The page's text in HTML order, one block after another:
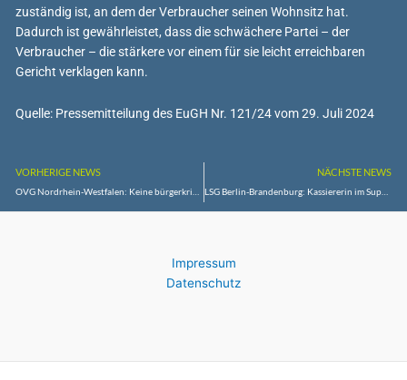
zuständig ist, an dem der Verbraucher seinen Wohnsitz hat.
Dadurch ist gewährleistet, dass die schwächere Partei – der
Verbraucher – die stärkere vor einem für sie leicht erreichbaren
Gericht verklagen kann.
Quelle: Pressemitteilung des EuGH Nr. 121/24 vom 29. Juli 2024
VORHERIGE NEWS
OVG Nordrhein-Westfalen: Keine bürgerkriegsbedingte ernsthafte allgemeine Gefahr für Leib und Leben der Zivilbevölkerung in Syrien
NÄCHSTE NEWS
LSG Berlin-Brandenburg: Kassiererin im Supermarkt infiziert sich mit Corona-Virus – Schutz der gesetzlichen Unfallversicherung nur bei Nachweis
Impressum
Datenschutz